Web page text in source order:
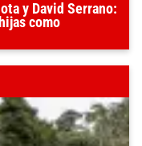
y David Serrano:
como